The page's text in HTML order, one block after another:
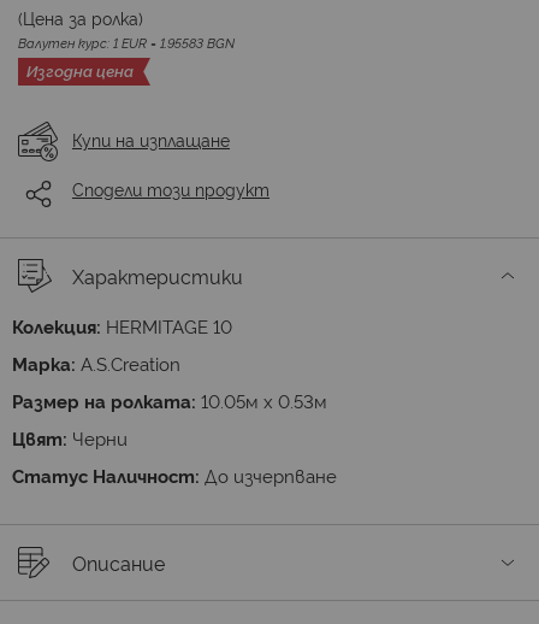
(Цена за ролка)
Валутен курс: 1 EUR = 1.95583 BGN
Изгодна цена
Купи на изплащане
Сподели този продукт
Характеристики
Колекция: HERMITAGE 10
Марка: A.S.Creation
Размер на ролката: 10.05м х 0.53м
Цвят: Черни
Статус Наличност: До изчерпване
Описание